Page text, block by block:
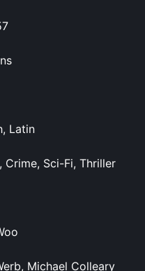
Latin
Crime, Sci-Fi, Thriller
Michael Colleary